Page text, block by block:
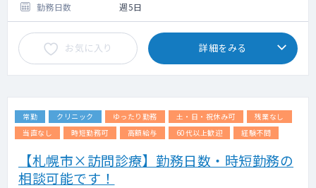
勤務日数 週5日
お気に入り 詳細をみる
常勤 クリニック ゆったり勤務 土・日・祝休み可
残業なし
当直なし
時短勤務可 高額給与 60代以上歓迎 経験不問
【札幌市×訪問診療】勤務日数・時短勤務の
相談可能です！